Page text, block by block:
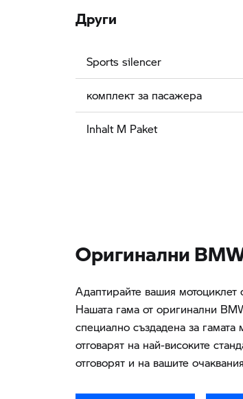
Други
Sports silencer
комплект за пасажера
Inhalt M Paket
Oригинални
Адаптирайте вашия
Нашата гама от оригинални
специално създадена за
отговарят на най-високите
отговорят и на вашите